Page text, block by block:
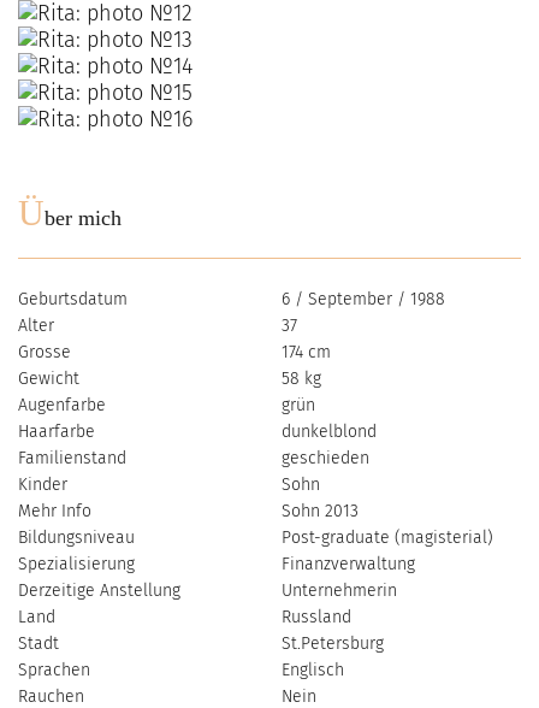
Über mich
Geburtsdatum
6 / September / 1988
Alter
37
Grosse
174 cm
Gewicht
58 kg
Augenfarbe
grün
Haarfarbe
dunkelblond
Familienstand
geschieden
Kinder
Sohn
Mehr Info
Sohn 2013
Bildungsniveau
Post-graduate (magisterial)
Spezialisierung
Finanzverwaltung
Derzeitige Anstellung
Unternehmerin
Land
Russland
Stadt
St.Petersburg
Sprachen
Englisch
Rauchen
Nein